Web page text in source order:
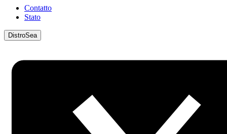
Contatto
Stato
DistroSea